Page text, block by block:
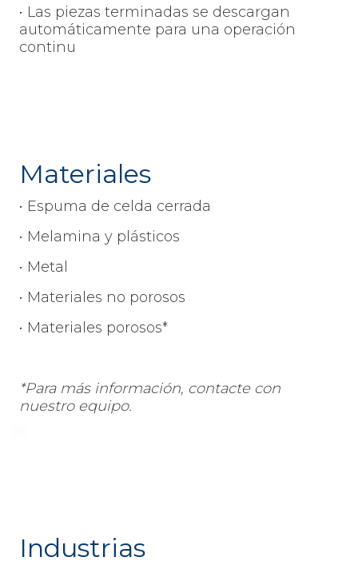
• Las piezas terminadas se descargan
automáticamente para una operación
continu
Materiales
• Espuma de celda cerrada
• Melamina y plásticos
• Metal
• Materiales no porosos
• Materiales porosos*
*Para más información, contacte con
nuestro equipo.
Industrias